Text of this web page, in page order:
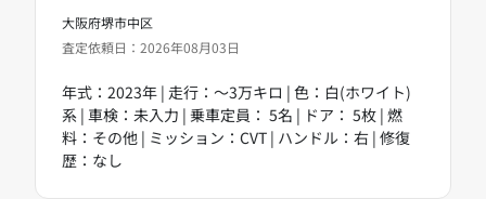
大阪府堺市中区
査定依頼日：2026年08月03日
年式：2023年 | 走行：～3万キロ | 色：白(ホワイト)
系 | 車検：未入力 | 乗車定員： 5名 | ドア： 5枚 | 燃
料：その他 | ミッション：CVT | ハンドル：右 | 修復
歴：なし